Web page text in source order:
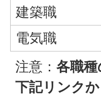
建築職
電気職
注意： 各職
下記リンクか